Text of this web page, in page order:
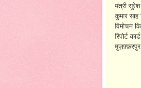
मंत्री सुरेश
कुमार साह
विमोचन
रिपोर्ट